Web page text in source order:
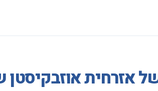
אזרחית אוזבקיסטן